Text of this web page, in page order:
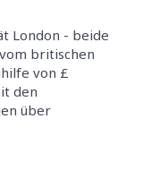
London - beide
britischen
von £
den
über